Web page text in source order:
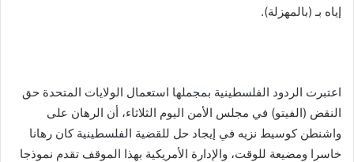
إياه بـ (بالمهزلة).
اعتبرت الردود الفلسطينية بمجملها استعمال الولايات المتحدة حق
النقض (الفيتو) في مجلس الأمن اليوم الثلاثاء، أن الرهان على
واشنطن كوسيط نزيه في إيجاد حل للقضية الفلسطينية كان رهانا
خاسرا ومضيعة للوقت، والإدارة الأمريكية بهذا الموقف تقدم نموذجا